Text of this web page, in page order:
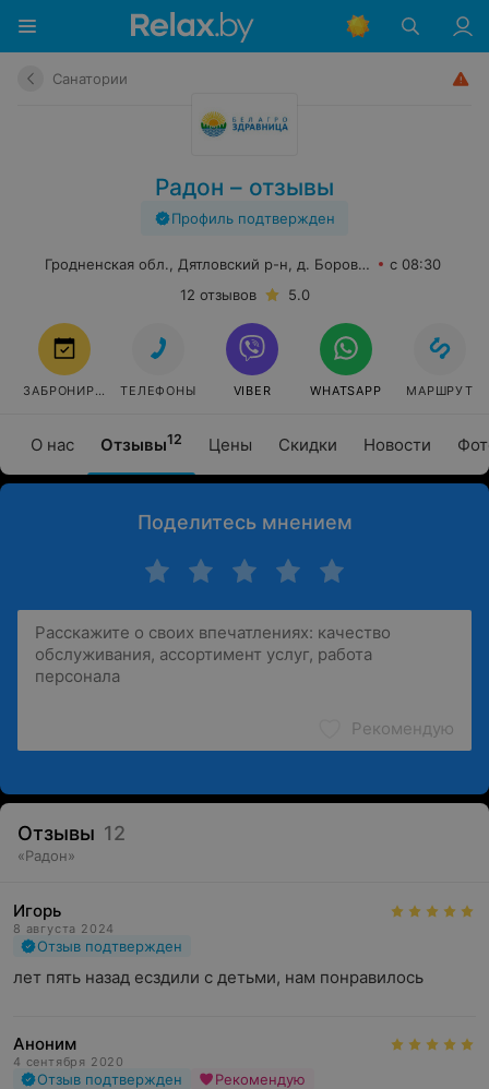
Санатории
Радон – отзывы
Профиль подтвержден
О нас Отзывы12 Цены Скидки Новости
Гродненская обл., Дятловский р-н, д. Боровики, 10с 08:30
12 отзывов
5.0
ЗАБРОНИРОВАТЬТЕЛЕФОНЫ VIBER WHATSAPP МАРШРУТ
Поделитесь мнением
Рекомендую
Отзывы 12
«Радон»
Игорь
8 августа 2024
Отзыв подтвержден
лет пять назад есздили с детьми, нам понравилось
Аноним
4 сентября 2020
Отзыв подтвержден Рекомендую